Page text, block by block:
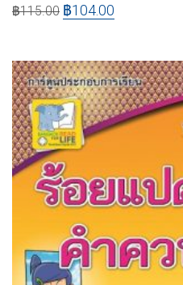
฿115.00 ฿104.00